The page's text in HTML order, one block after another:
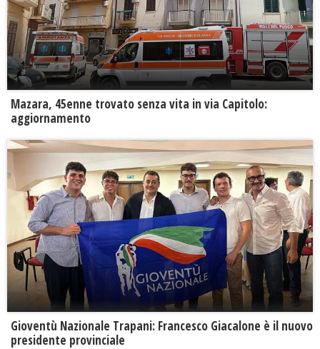
Mazara, 45enne trovato senza vita in via Capitolo:
aggiornamento
Gioventù Nazionale Trapani: Francesco Giacalone è il nuovo
presidente provinciale